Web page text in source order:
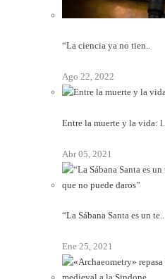
“La ciencia ya no tien..
Ago 22, 2022
Entre la muerte y la vida: l..
Abr 05, 2021
“La Sábana Santa es un te..
Ene 25, 2021